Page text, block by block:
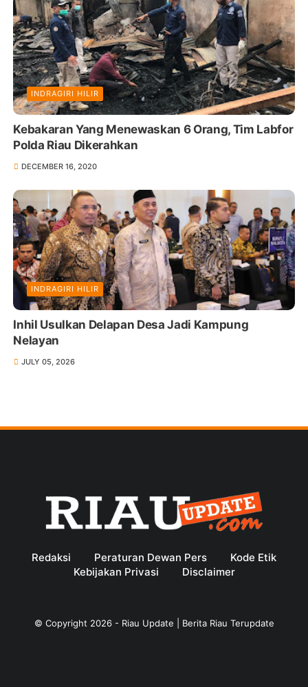
INDRAGIRI HILIR
Kebakaran Yang Menewaskan 6 Orang, Tim Labfor
Polda Riau Dikerahkan
DECEMBER 16, 2020
INDRAGIRI HILIR
Inhil Usulkan Delapan Desa Jadi Kampung
Nelayan
JULY 05, 2026
Redaksi Peraturan Dewan Pers
Kode Etik
Kebijakan Privasi
Disclaimer
© Copyright 2026- Riau Update | Berita Riau Terupdate